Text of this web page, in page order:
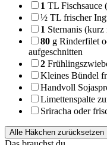
1 TL Fischsauce
½ TL frischer
1 Sternanis (kurz
80 g Rinderfilet
aufgeschnitten
2
Kleines Bündel
Handvoll
Limettenspalte
Sriracha oder
Alle Häkchen zurücksetzen